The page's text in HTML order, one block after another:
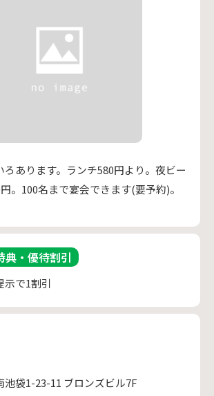
ろあります。ランチ580円より。夜ビー
。100名まで宴会できます(要予約)。
典・優待割引
示で1割引
池袋1-23-11 ブロンズビル7F